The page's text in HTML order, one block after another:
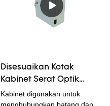
Bidang aplikasi termasuk
kabinet Fiber Optik.
Disesuaikan Kotak
Kabinet Serat Optik
Tahan Air Stainless Steel
Presisi Tinggi Kandang
Kabinet digunakan untuk